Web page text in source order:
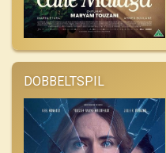
DOBBELTSPIL